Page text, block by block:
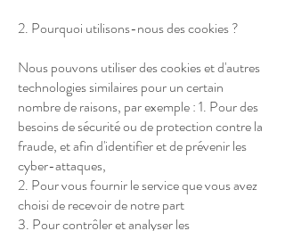
2. Pourquoi utilisons-nous des cookies ?
Nous pouvons utiliser des cookies et d'autres
technologies similaires pour un certain
nombre de raisons, par exemple : 1. Pour des
besoins de sécurité ou de protection contre la
fraude, et afin d'identifier et de prévenir les
cyber-attaques,
2. Pour vous fournir le service que vous avez
choisi de recevoir de notre part
3. Pour contrôler et analyser les